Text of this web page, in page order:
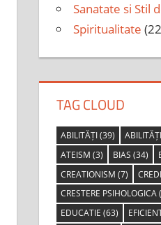
Sanatate si Stil
Spiritualitate
TAG CLOUD
ABILITĂȚI(39)
ATEISM (3) BIAS (34)
CREATIONISM (7)
CRESTERE PSIHOLOGICA
EDUCATIE (63)